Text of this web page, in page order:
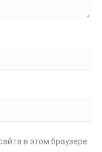
в этом браузере